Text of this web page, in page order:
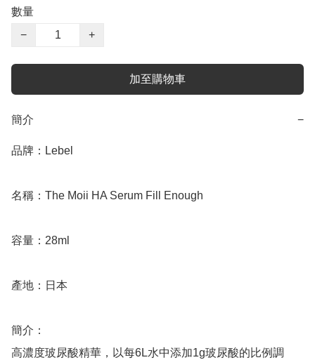
數量
−
+
加至購物車
簡介 −
品牌：Lebel
名稱：The Moii HA Serum Fill Enough
容量：28ml
產地：日本
簡介：
高濃度玻尿酸精華，以每6L水中添加1g玻尿酸的比例調